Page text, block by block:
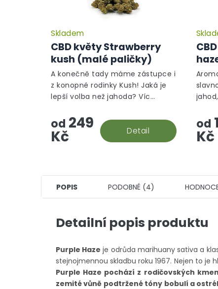
CBD květy Strawberry
kush (malé paličky)
Skladem
od 249
Kč Detail
A konečně tady máme zástupce i
z konopné rodinky Kush! Jaká je
lepší volba než jahoda? Víc
nejlepší cenu! To je náš
Strawberry kush, greenhouse.
od
Kč
POPIS PODOBNÉ (4)
Detailní popis produktu
Purple Haze je odrůda marihuany sativa a
stejnojmennou skladbu roku 1967. Nejen to je
Purple Haze pochází z rodičovských
zemité vůně podtržené tóny bobulí a